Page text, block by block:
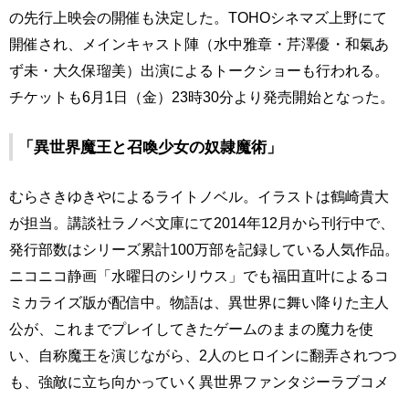
の先行上映会の開催も決定した。TOHOシネマズ上野にて
開催され、メインキャスト陣（水中雅章・芹澤優・和氣あ
ず未・大久保瑠美）出演によるトークショーも行われる。
チケットも6月1日（金）23時30分より発売開始となった。
「異世界魔王と召喚少女の奴隷魔術」
むらさきゆきやによるライトノベル。イラストは鶴崎貴大
が担当。講談社ラノベ文庫にて2014年12月から刊行中で、
発行部数はシリーズ累計100万部を記録している人気作品。
ニコニコ静画「水曜日のシリウス」でも福田直叶によるコ
ミカライズ版が配信中。物語は、異世界に舞い降りた主人
公が、これまでプレイしてきたゲームのままの魔力を使
い、自称魔王を演じながら、2人のヒロインに翻弄されつつ
も、強敵に立ち向かっていく異世界ファンタジーラブコメ